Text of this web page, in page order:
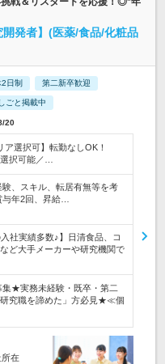
発者】(医薬/食品/化粧品
日制 第二新卒歓迎
ごと掲載中
20
ア選択可】転勤なしOK！
択可能／…
、スキル、転居有無等を考
年2回、昇給…
社実績多数♪】日清食品、コ
ど大手メーカーや研究機関で
集★実務未経験・既卒・第二
究職を諦めた」方必見★≪個
所在